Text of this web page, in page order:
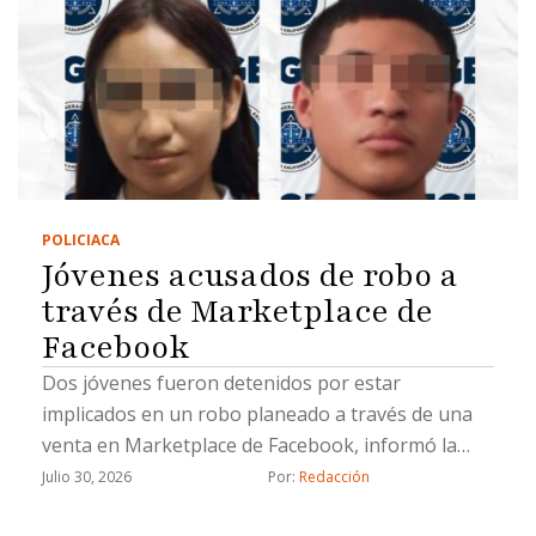
POLICIACA
Jóvenes acusados de robo a
través de Marketplace de
Facebook
Dos jóvenes fueron detenidos por estar
implicados en un robo planeado a través de una
venta en Marketplace de Facebook, informó la
Fiscalía General del Estado (FGE).La Fiscalía
Julio 30, 2026 Por: Redacción